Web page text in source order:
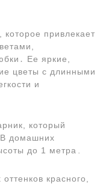
привлекает
Ее яркие,
цветы с длинными
и
который
домашних
до 1 метра․
красного,